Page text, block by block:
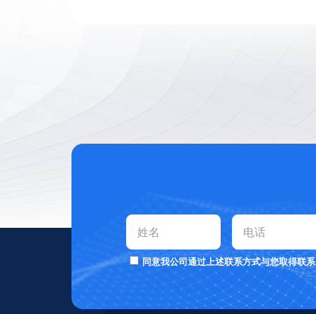
同意我公司通过上述联系方式与您取得联系